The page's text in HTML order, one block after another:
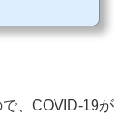
ラスは、メインデッキ（1
、COVID-19が